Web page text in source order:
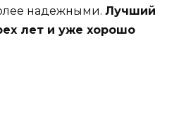
надежными. Лучший
лет и уже хорошо